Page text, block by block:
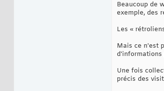
Beaucoup de
exemple, des
Les «
Mais ce n'est
d'informations
Une fois
précis des